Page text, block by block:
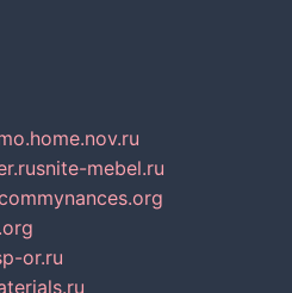
snite-mebel.ru
mynances.org
or.ru